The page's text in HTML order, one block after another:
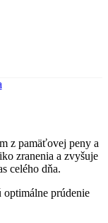
z pamäťovej peny a
zranenia a zvyšuje
celého dňa.
prúdenie